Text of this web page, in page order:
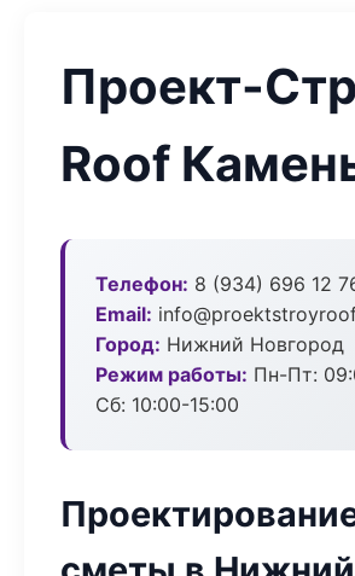
Проект-
Roof
Телефон: 8 (934) 696 12
Email:
Город: Нижний Новгород
Режим работы: Пн-Пт:
Сб: 10:00-15:00